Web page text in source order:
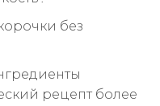
без
рецепт более